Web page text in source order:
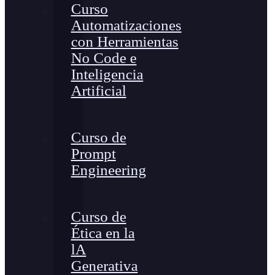
Curso
Automatizaciones
con Herramientas
No Code e
Inteligencia
Artificial
Curso de
Prompt
Engineering
Curso de
Ética en la
lA
Generativa